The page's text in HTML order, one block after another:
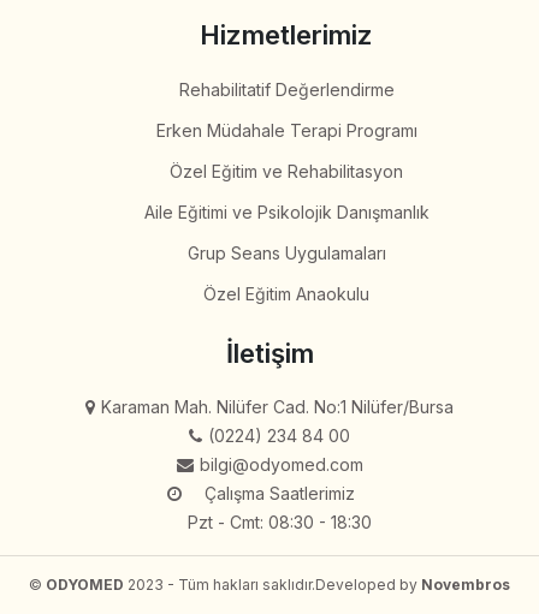
Hizmetlerimiz
Rehabilitatif Değerlendirme
Erken Müdahale Terapi Programı
Özel Eğitim ve Rehabilitasyon
Aile Eğitimi ve Psikolojik Danışmanlık
Grup Seans Uygulamaları
Özel Eğitim Anaokulu
İletişim
Karaman Mah. Nilüfer Cad. No:1 Nilüfer/Bursa
(0224) 234 84 00
bilgi@odyomed.com
Çalışma Saatlerimiz
Pzt - Cmt: 08:30 - 18:30
© ODYOMED 2023 - Tüm hakları saklıdır. Developed by Novembros